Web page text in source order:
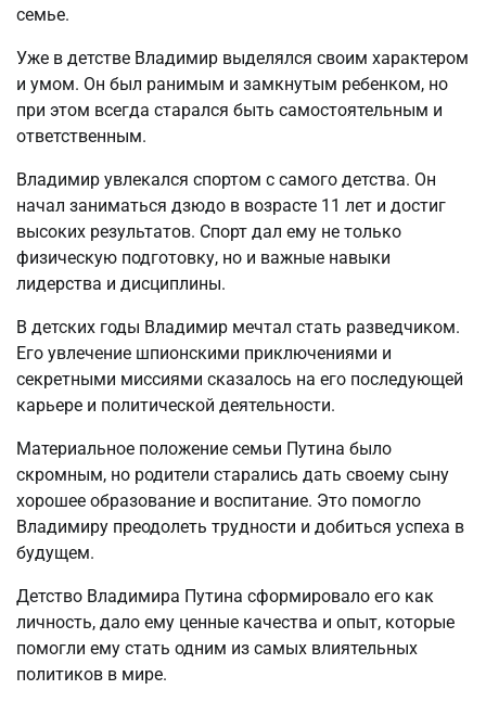
семье.
Уже в детстве Владимир выделялся своим характером
и умом. Он был ранимым и замкнутым ребенком, но
при этом всегда старался быть самостоятельным и
ответственным.
Владимир увлекался спортом с самого детства. Он
начал заниматься дзюдо в возрасте 11 лет и достиг
высоких результатов. Спорт дал ему не только
физическую подготовку, но и важные навыки
лидерства и дисциплины.
В детских годы Владимир мечтал стать разведчиком.
Его увлечение шпионскими приключениями и
секретными миссиями сказалось на его последующей
карьере и политической деятельности.
Материальное положение семьи Путина было
скромным, но родители старались дать своему сыну
хорошее образование и воспитание. Это помогло
Владимиру преодолеть трудности и добиться успеха в
будущем.
Детство Владимира Путина сформировало его как
личность, дало ему ценные качества и опыт, которые
помогли ему стать одним из самых влиятельных
политиков в мире.